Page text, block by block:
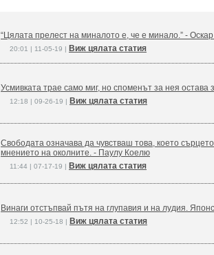
“Цялата прелест на миналото е, че е минало.” -
20:01 | 11-05-19 | Виж цялата статия
Усмивката трае само миг, но споменът за нея остава
12:18 | 09-26-19 | Виж цялата статия
Свободата означава да чувстваш това, което
мнението на околните. - Паулу Коелю
11:44 | 07-17-19 | Виж цялата статия
Винаги отстъпвай пътя на глупавия и на лудия.
12:52 | 10-25-18 | Виж цялата статия